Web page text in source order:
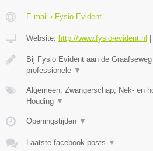
E-mail › Fysio Evident
Website: http://www.fysio-evident.nl |
Bij Fysio Evident aan de
professionele ▼
Algemeen, Zwangerschap, Nek- en
Houding ▼
Openingstijden ▼
Laatste facebook posts ▼